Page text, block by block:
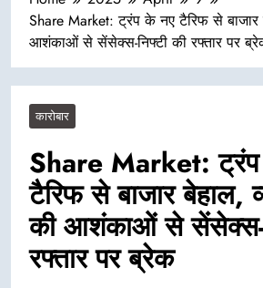
Share Market: ट्रंप के नए टैरिफ से बाजार
आशंकाओं से सेंसेक्स-निफ्टी की रफ्तार पर
कारोबार
Share Market:
टैरिफ से बाजार बेहाल,
की आशंकाओं से सेंसेक्स-
रफ्तार पर ब्रेक